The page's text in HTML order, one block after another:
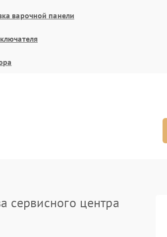
варочной панели
сервисного центра